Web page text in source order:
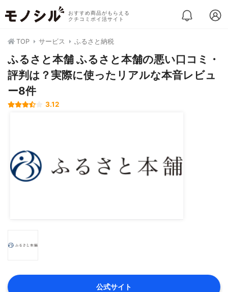
おすすめ商品がもらえる
クチコミポイ活サイト
TOP サービス ふるさと納税
ふるさと本舗 ふるさと本舗の悪い口コミ・
評判は？実際に使ったリアルな本音レビュ
ー8件
3.12
公式サイト